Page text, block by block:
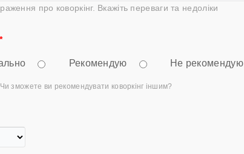
про коворкінг. Вкажіть переваги та недоліки
*
Рекомендую Не рекомендую
зможете ви рекомендувати коворкінг іншим?